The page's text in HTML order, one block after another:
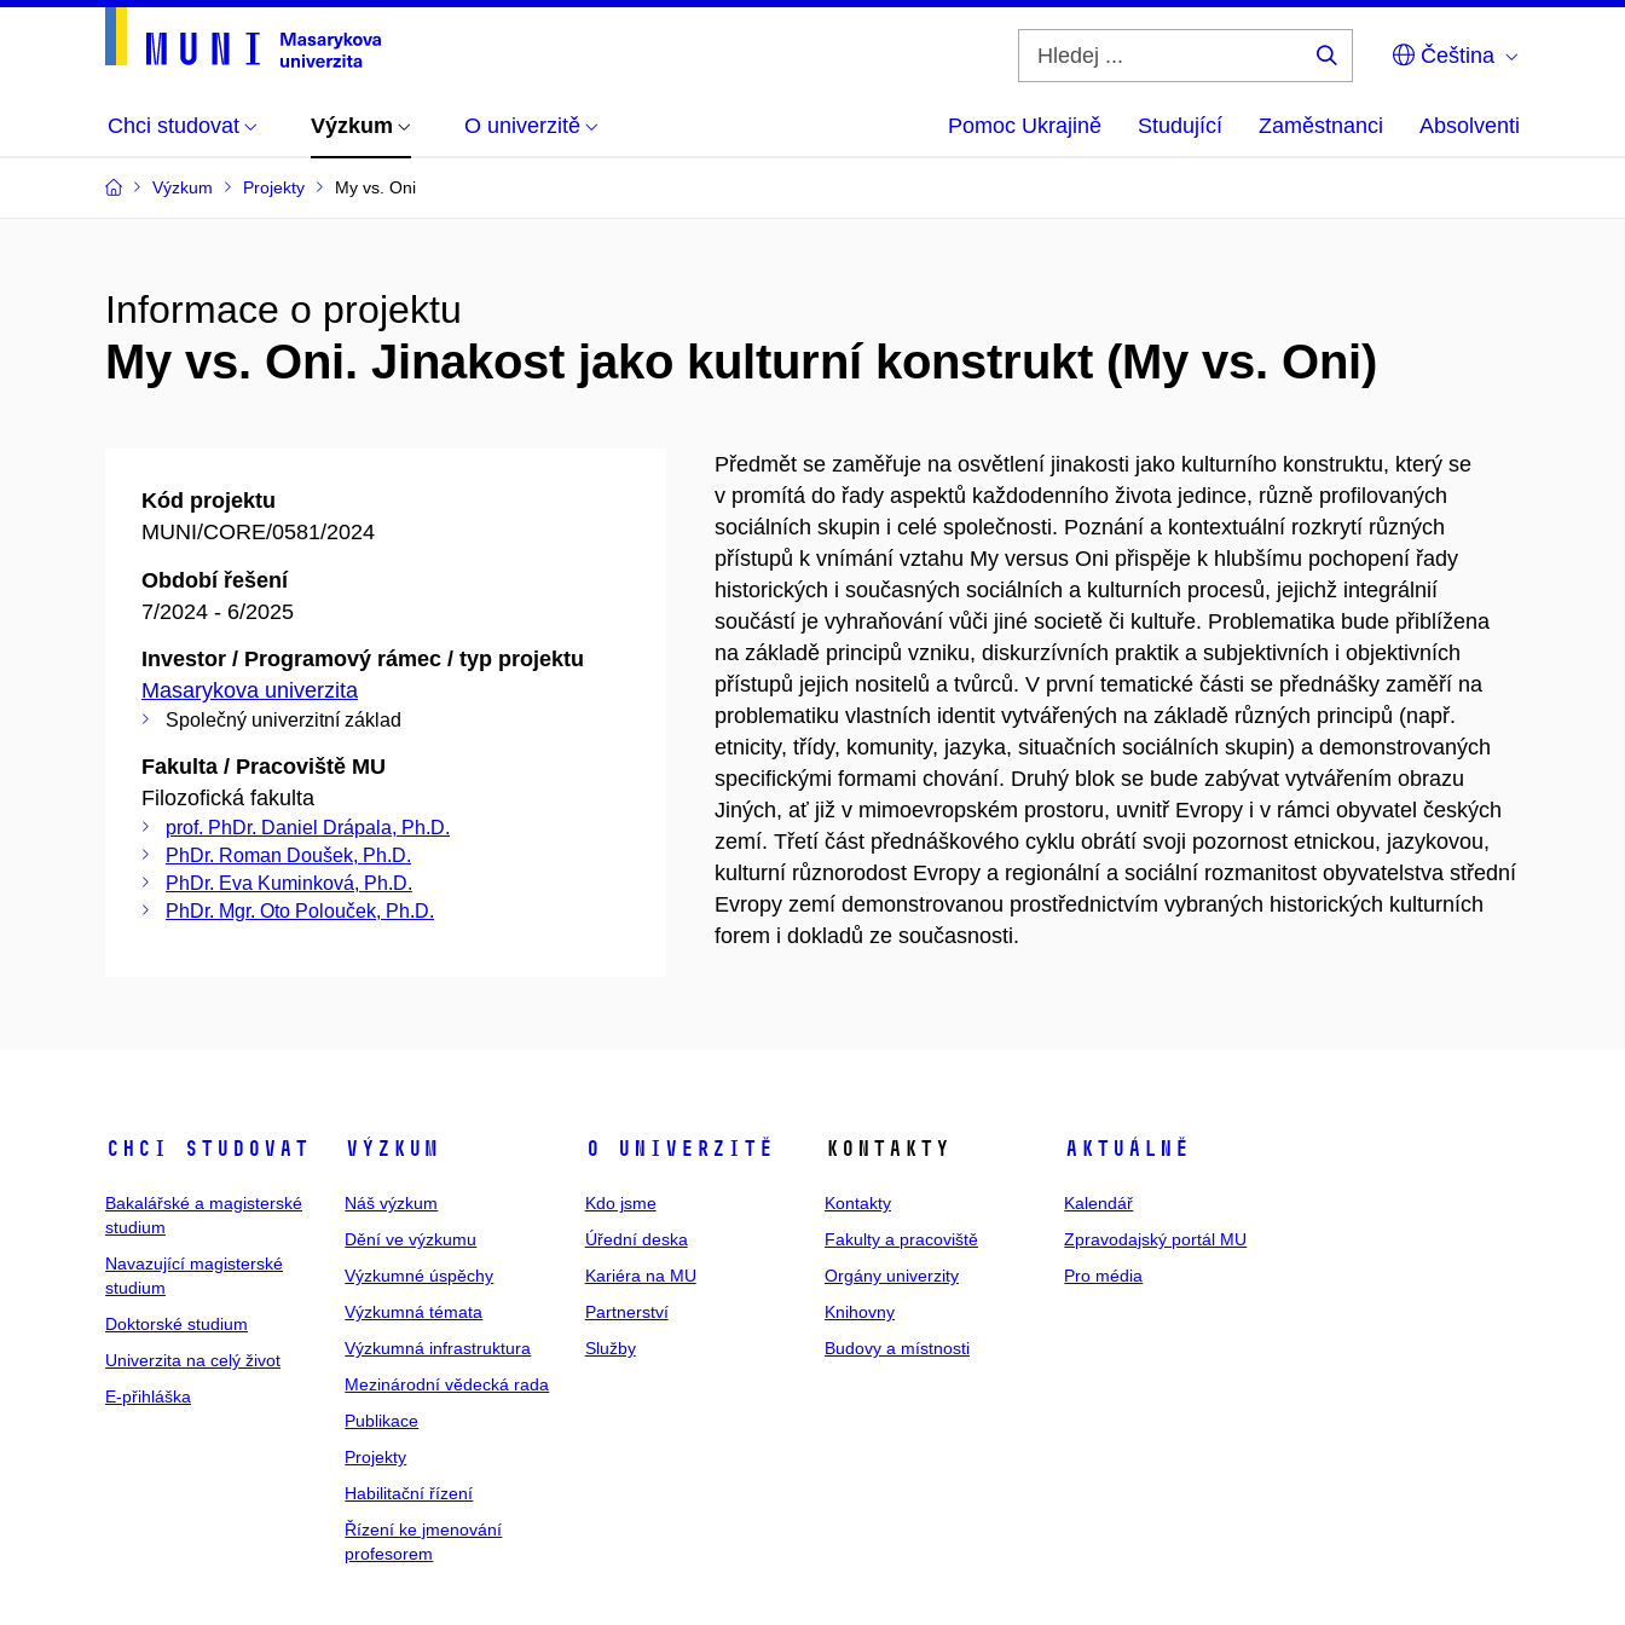
Čeština
Chci studovat Výzkum O univerzitě Pomoc Ukrajině Studující Zaměstnanci Absolventi
Výzkum Projekty My vs. Oni
Informace o projektu
My vs. Oni. Jinakost jako kulturní konstrukt (My vs. Oni)
Kód projektu
MUNI/CORE/0581/2024
Období řešení
7/2024 - 6/2025
Investor / Programový rámec / typ projektu
Masarykova univerzita
Společný univerzitní základ
Fakulta / Pracoviště MU
Filozofická fakulta
prof. PhDr. Daniel Drápala, Ph.D.
PhDr. Roman Doušek, Ph.D.
PhDr. Eva Kuminková, Ph.D.
PhDr. Mgr. Oto Polouček, Ph.D.
Předmět se zaměřuje na osvětlení jinakosti jako kulturního konstruktu, který se
v promítá do řady aspektů každodenního života jedince, různě profilovaných
sociálních skupin i celé společnosti. Poznání a kontextuální rozkrytí různých
přístupů k vnímání vztahu My versus Oni přispěje k hlubšímu pochopení řady
historických i současných sociálních a kulturních procesů, jejichž integrálnií
součástí je vyhraňování vůči jiné societě či kultuře. Problematika bude přiblížena
na základě principů vzniku, diskurzívních praktik a subjektivních i objektivních
přístupů jejich nositelů a tvůrců. V první tematické části se přednášky zaměří na
problematiku vlastních identit vytvářených na základě různých principů (např.
etnicity, třídy, komunity, jazyka, situačních sociálních skupin) a demonstrovaných
specifickými formami chování. Druhý blok se bude zabývat vytvářením obrazu
Jiných, ať již v mimoevropském prostoru, uvnitř Evropy i v rámci obyvatel českých
zemí. Třetí část přednáškového cyklu obrátí svoji pozornost etnickou, jazykovou,
kulturní různorodost Evropy a regionální a sociální rozmanitost obyvatelstva střední
Evropy zemí demonstrovanou prostřednictvím vybraných historických kulturních
forem i dokladů ze současnosti.
Chci studovat
Bakalářské a magisterské
studium
Navazující magisterské
studium
Doktorské studium
Univerzita na celý život
E-přihláška
Výzkum
Náš výzkum
Dění ve výzkumu
Výzkumné úspěchy
Výzkumná témata
Výzkumná infrastruktura
Mezinárodní vědecká rada
Publikace
Projekty
Habilitační řízení
Řízení ke jmenování
profesorem
O univerzitě
Kdo jsme
Úřední deska
Kariéra na MU
Partnerství
Služby
Kontakty
Kontakty
Fakulty a pracoviště
Orgány univerzity
Knihovny
Budovy a místnosti
Aktuálně
Kalendář
Zpravodajský portál MU
Pro média